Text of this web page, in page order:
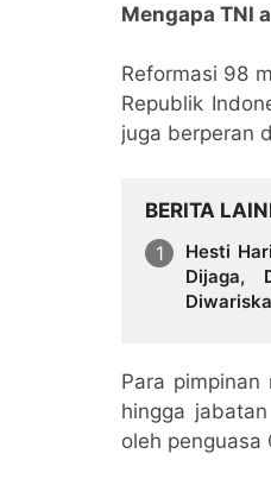
Mengapa TNI
Reformasi 98
Republik
juga berperan
BERITA
Hesti
Dijaga,
Para
hingga
oleh penguasa